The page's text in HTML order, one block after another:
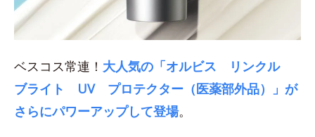
ベスコス常連！ 大人気の「オルビス リンクル
ブライト UV プロテクター（医薬部外品）」が
さらにパワーアップして登場。